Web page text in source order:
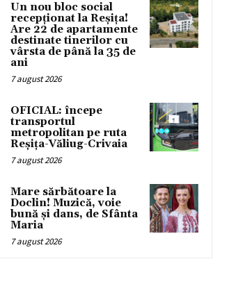
Un nou bloc social
recepționat la Reșița!
Are 22 de apartamente
destinate tinerilor cu
vârsta de până la 35 de
ani
7 august 2026
OFICIAL: începe
transportul
metropolitan pe ruta
Reșița-Văliug-Crivaia
7 august 2026
Mare sărbătoare la
Doclin! Muzică, voie
bună și dans, de Sfânta
Maria
7 august 2026